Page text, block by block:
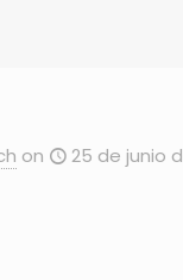
on 25 de junio